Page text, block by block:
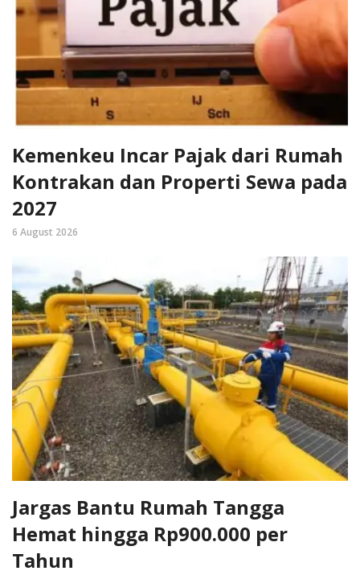
Kemenkeu Incar Pajak dari Rumah
Kontrakan dan Properti Sewa pada
2027
6 August 2026
Jargas Bantu Rumah Tangga
Hemat hingga Rp900.000 per
Tahun